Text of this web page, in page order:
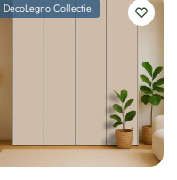
DecoLegno Collectie